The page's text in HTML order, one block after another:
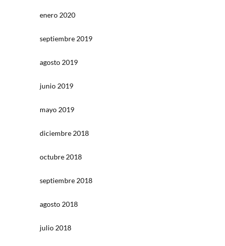
enero 2020
septiembre 2019
agosto 2019
junio 2019
mayo 2019
diciembre 2018
octubre 2018
septiembre 2018
agosto 2018
julio 2018